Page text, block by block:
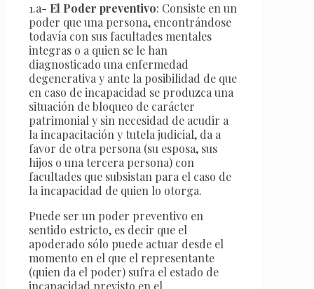
1.a- El Poder preventivo: Consiste en un
poder que una persona, encontrándose
todavía con sus facultades mentales
integras o a quien se le han
diagnosticado una enfermedad
degenerativa y ante la posibilidad de que
en caso de incapacidad se produzca una
situación de bloqueo de carácter
patrimonial y sin necesidad de acudir a
la incapacitación y tutela judicial, da a
favor de otra persona (su esposa, sus
hijos o una tercera persona) con
facultades que subsistan para el caso de
la incapacidad de quien lo otorga.
Puede ser un poder preventivo en
sentido estricto, es decir que el
apoderado sólo puede actuar desde el
momento en el que el representante
(quien da el poder) sufra el estado de
incapacidad previsto en el